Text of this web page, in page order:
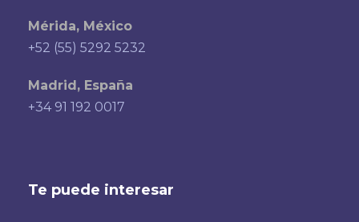
Mérida, México
+52 (55) 5292 5232
Madrid, España
+34 91 192 0017
Te puede interesar